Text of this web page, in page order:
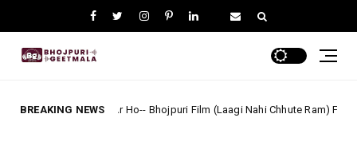
BREAKING NEWS
Ho-- Bhojpuri Film (Laagi Nahi Chhute Ram) Full Lyrics